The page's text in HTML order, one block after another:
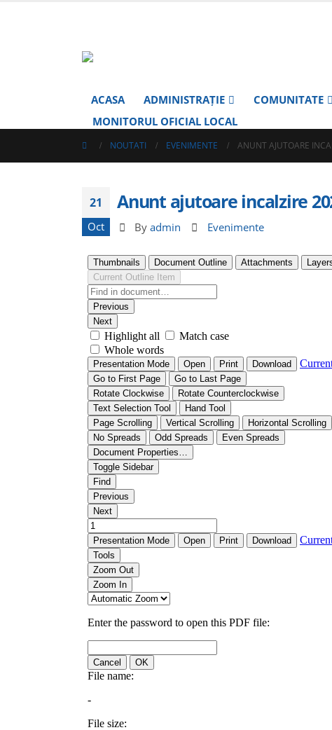
ACASA ADMINISTRAȚIE COMUNITATE
MONITORUL OFICIAL LOCAL
NOUTATI EVENIMENTE ANUNT AJUTOARE
21
Oct
Anunt ajutoare incalzire
By admin Evenimente